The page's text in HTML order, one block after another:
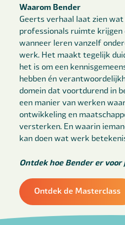
Waarom Bender
Geerts verhaal laat zien
professionals ruimte krijgen
wanneer leren vanzelf
werk. Het maakt tegelijk
het is om een
hebben én
domein dat voortdurend in
een manier van werken
ontwikkeling en
versterken. En waarin
kan doen wat werk
Ontdek hoe Bender er voor
Ontdek de Masterclass